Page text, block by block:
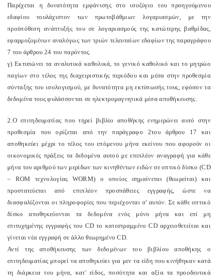
Παρέχεται η δυνατότητα εμφάνισης στο ισοζύγιο του προηγούμενου
εδαφίου τουλάχιστον των πρωτοβάθμιων λογαριασμών, με την
προϋπόθεση ανάπτυξής του σε λογαριασμούς της κατώτερης βαθμίδας,
εφαρμοζομένων αναλόγως των τριών τελευταίων εδαφίων της παραγράφου
7 του άρθρου 24 του παρόντος.
γ) Εκτυπώνει τα αναλυτικά καθολικά, το γενικό καθολικό και το μητρώο
παγίων στο τέλος της διαχειριστικής περιόδου και μέσα στην προθεσμία
σύνταξης του ισολογισμού, με δυνατότητα μη εκτύπωσής τους, εφόσον τα
δεδομένα τους φυλάσσονται σε ηλεκτρομαγνητικά μέσα αποθήκευσης.
2.Ο επιτηδευματίας που τηρεί βιβλίο αποθήκης ενημερώνει αυτό στην
προθεσμία που ορίζεται από την παράγραφο 2του άρθρου 17 και
αποθηκεύει μέχρι το τέλος του επόμενου μήνα εκείνου που αφορούν οι
οικονομικές πράξεις τα δεδομένα αυτού με επιπλέον αναγραφή για κάθε
μήνα του αριθμού των μερίδων των κινηθέντων ειδών σε οπτικό δίσκο (CD
– ROM τεχνολογίας WORM) ο οποίος σημαίνεται (θεωρείται) και
προστατεύεται από επιπλέον προσπάθειες εγγραφής, ώστε να
διασφαλίζονται οι πληροφορίες που περιέχονται σ' αυτόν. Σε κάθε οπτικό
δίσκο αποθηκεύονται τα δεδομένα ενός μόνο μήνα και επί μη
επιτυχημένης εγγραφής του CD το κατεστραμμένο CD αρχειοθετείται και
γίνεται νέα εγγραφή σε άλλο θεωρημένο CD.
Αντί της αποθήκευσης των δεδομένων του βιβλίου αποθήκης ο
επιτηδευματίας μπορεί να αποθηκεύει για μεν τα είδη που κινήθηκαν κατά
τη διάρκεια του μήνα, κατ' είδος, ποσότητα και αξία τα προοδευτικά